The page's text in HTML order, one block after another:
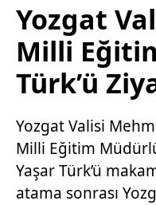
Yozgat
Milli
Türk’ü
Yozgat Valisi
Milli Eğitim
Yaşar Türk’ü
atama sonrası